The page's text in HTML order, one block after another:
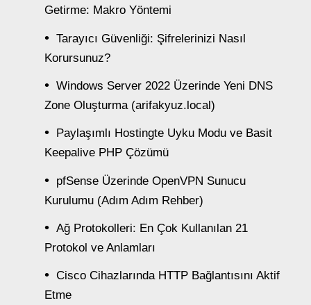
Getirme: Makro Yöntemi
Tarayıcı Güvenliği: Şifrelerinizi Nasıl
Korursunuz?
Windows Server 2022 Üzerinde Yeni DNS
Zone Oluşturma (arifakyuz.local)
Paylaşımlı Hostingte Uyku Modu ve Basit
Keepalive PHP Çözümü
pfSense Üzerinde OpenVPN Sunucu
Kurulumu (Adım Adım Rehber)
Ağ Protokolleri: En Çok Kullanılan 21
Protokol ve Anlamları
Cisco Cihazlarında HTTP Bağlantısını Aktif
Etme